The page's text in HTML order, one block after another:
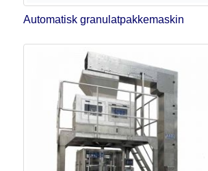
Automatisk granulatpakkemaskin